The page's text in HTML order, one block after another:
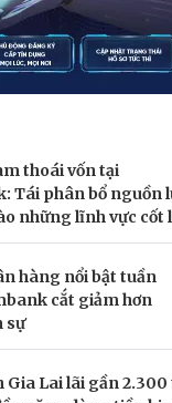
thoái vốn tại
Tái phân bổ nguồn
những lĩnh vực cốt
hàng nổi bật tuần
cắt giảm hơn
sự
Gia Lai lãi gần 2.300